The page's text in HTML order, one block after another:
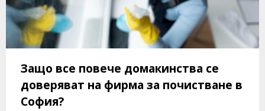
Защо все повече домакинства се
доверяват на фирма за почистване в
София?